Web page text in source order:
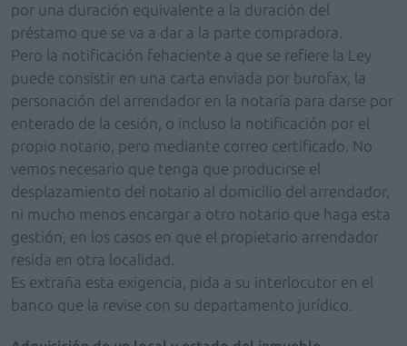
por una duración equivalente a la duración del
préstamo que se va a dar a la parte compradora.
Pero la notificación fehaciente a que se refiere la Ley
puede consistir en una carta enviada por burofax, la
personación del arrendador en la notaría para darse por
enterado de la cesión, o incluso la notificación por el
propio notario, pero mediante correo certificado. No
vemos necesario que tenga que producirse el
desplazamiento del notario al domicilio del arrendador,
ni mucho menos encargar a otro notario que haga esta
gestión, en los casos en que el propietario arrendador
resida en otra localidad.
Es extraña esta exigencia, pida a su interlocutor en el
banco que la revise con su departamento jurídico.